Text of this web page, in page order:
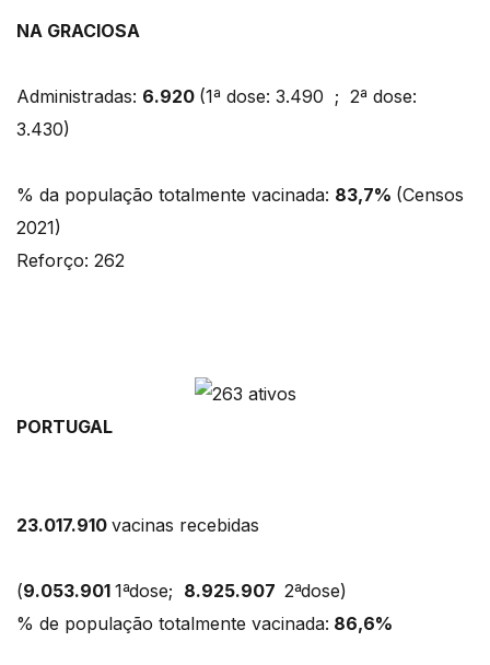
NA GRACIOSA
Administradas: 6.920 (1ª dose: 3.490 ; 2ª dose:
3.430)
% da população totalmente vacinada: 83,7% (Censos
2021)
Reforço: 262
PORTUGAL
23.017.910 vacinas recebidas
(9.053.901 1ªdose; 8.925.907 2ªdose)
% de população totalmente vacinada: 86,6%